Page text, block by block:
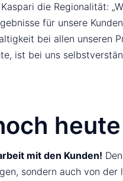
die Regionalität:
für unsere
bei allen unseren
ist bei uns
mit den Kunden!
sondern auch von